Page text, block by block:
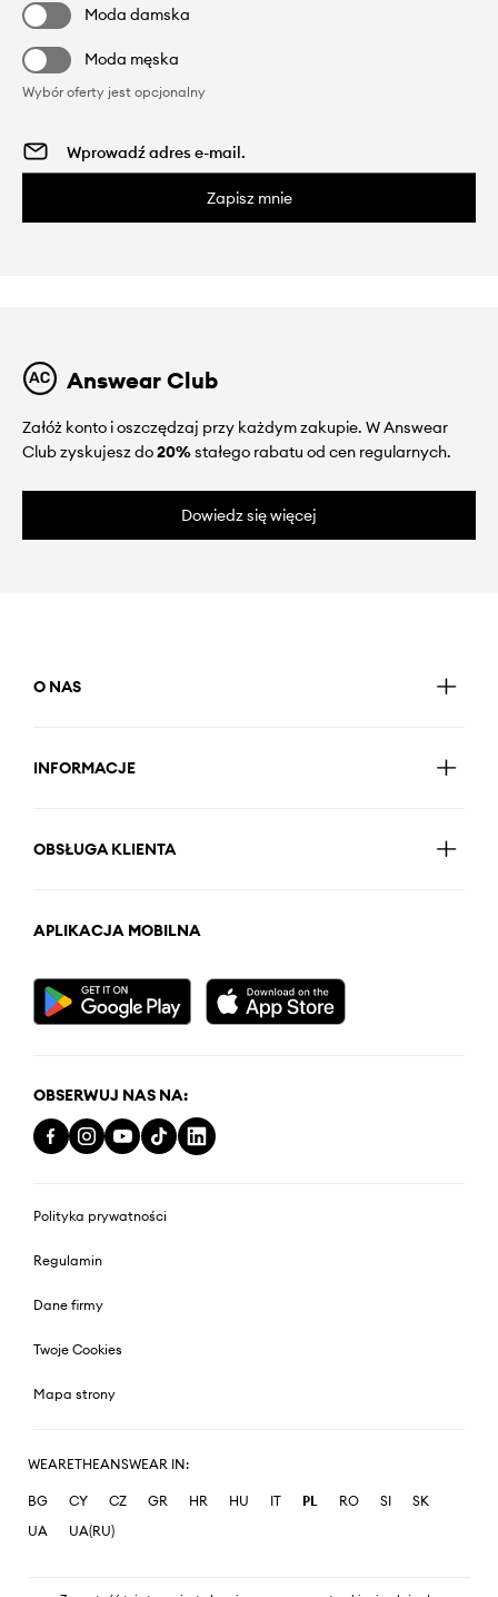
Moda damska
Moda męska
Wybór oferty jest opcjonalny
Zapisz mnie
Answear Club
Załóż konto i oszczędzaj przy każdym zakupie. W Answear
Club zyskujesz do20%stałego rabatu od cen regularnych.
Dowiedz się więcej
O NAS
INFORMACJE
OBSŁUGA KLIENTA
APLIKACJA MOBILNA
OBSERWUJ NAS NA:
Polityka prywatności
Regulamin
Dane firmy
Twoje Cookies
Mapa strony
WEARETHEANSWEAR IN:
BG CY CZ GR HR HU IT PL RO SI
SK
UA
UA(RU)